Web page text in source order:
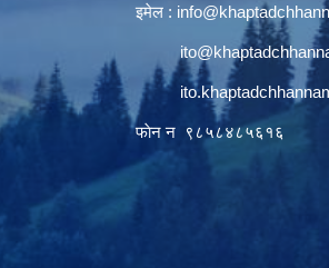
इमेल :
फाेन न‌‍‍ ९८५८४८५६१६